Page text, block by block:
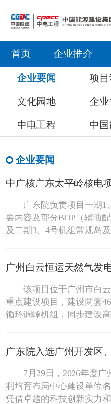
首页 企业推介
企业要闻 项目
文化园地 企
中电工程 中
企业要闻
中广核广东太平岭核电
广东院负责项目一期1
要内容及部分BOP（辅助
及二期3、4号机组常规岛
广州白云恒运天然气发
该项目位于广州市白
重点建设项目，建设两套
循环调峰机组，同步建设
7月29日，2026年度
利培育布局中心建设单位
凭借卓越的科技创新实力